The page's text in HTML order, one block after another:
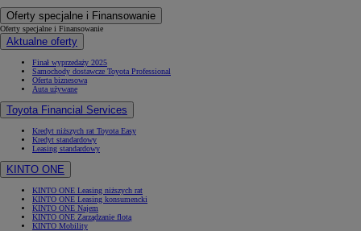
Oferty specjalne i Finansowanie
Oferty specjalne i Finansowanie
Aktualne oferty
Finał wyprzedaży 2025
Samochody dostawcze Toyota Professional
Oferta biznesowa
Auta używane
Toyota Financial Services
Kredyt niższych rat Toyota Easy
Kredyt standardowy
Leasing standardowy
KINTO ONE
KINTO ONE Leasing niższych rat
KINTO ONE Leasing konsumencki
KINTO ONE Najem
KINTO ONE Zarządzanie flotą
KINTO Mobility